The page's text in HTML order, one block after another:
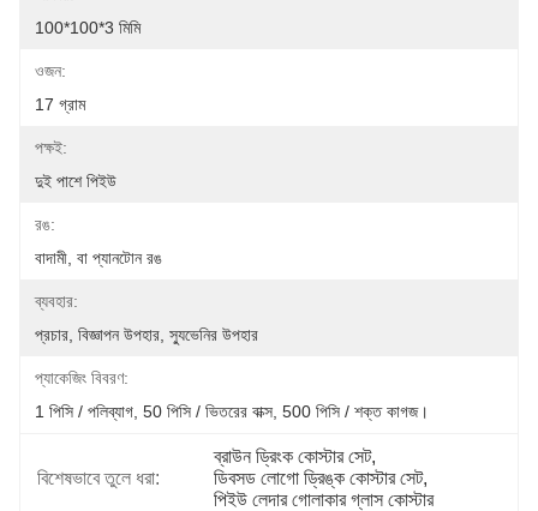
100*100*3 মিমি
ওজন:
17 গ্রাম
পক্ষই:
দুই পাশে পিইউ
রঙ:
বাদামী, বা প্যানটোন রঙ
ব্যবহার:
প্রচার, বিজ্ঞাপন উপহার, স্যুভেনির উপহার
প্যাকেজিং বিবরণ:
1 পিসি / পলিব্যাগ, 50 পিসি / ভিতরের বাক্স, 500 পিসি / শক্ত কাগজ।
বিশেষভাবে তুলে ধরা:
ব্রাউন ড্রিংক কোস্টার সেট,
ডিবসড লোগো ড্রিঙ্ক কোস্টার সেট,
পিইউ লেদার গোলাকার গ্লাস কোস্টার